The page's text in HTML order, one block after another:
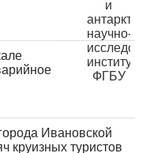
Ивановской
круизных туристов